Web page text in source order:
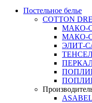
Постельное белье
COTTON
МАКО-
МАКО-
ЭЛИТ-
ПОПЛИН